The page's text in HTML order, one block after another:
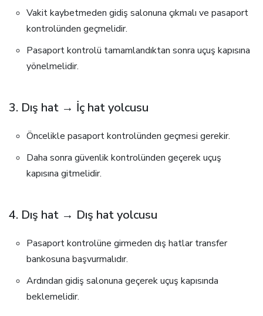
Vakit kaybetmeden gidiş salonuna çıkmalı ve pasaport
kontrolünden geçmelidir.
Pasaport kontrolü tamamlandıktan sonra uçuş kapısına
yönelmelidir.
3. Dış hat → İç hat yolcusu
Öncelikle pasaport kontrolünden geçmesi gerekir.
Daha sonra güvenlik kontrolünden geçerek uçuş
kapısına gitmelidir.
4. Dış hat → Dış hat yolcusu
Pasaport kontrolüne girmeden dış hatlar transfer
bankosuna başvurmalıdır.
Ardından gidiş salonuna geçerek uçuş kapısında
beklemelidir.